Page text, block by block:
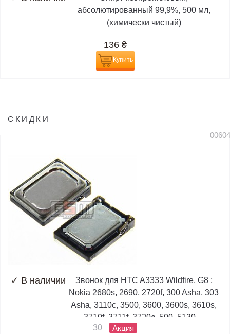
абсолютированный 99,9%, 500 мл,
(химически чистый)
136 ₴
Купить
СКИДКИ
✓ В наличии
Звонок для HTC A3333 Wildfire, G8 ;
Nokia 2680s, 2690, 2720f, 300 Asha, 303
Asha, 3110c, 3500, 3600, 3600s, 3610s,
3710f, 3711f, 3720c, 500, 5130,...
30
Акция